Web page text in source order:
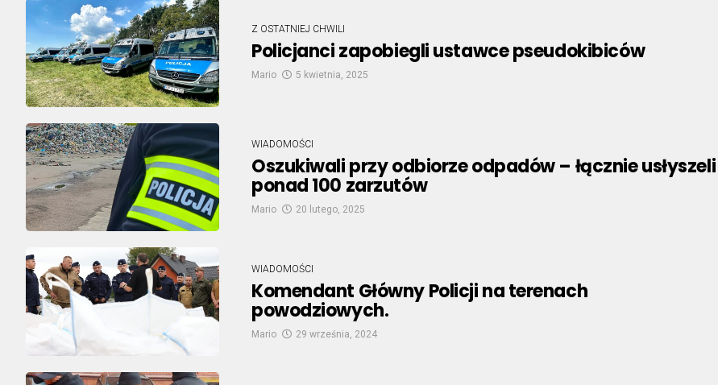
Z OSTATNIEJ CHWILI
Policjanci zapobiegli ustawce pseudokibiców
Mario 5 kwietnia, 2025
WIADOMOŚCI
Oszukiwali przy odbiorze odpadów – łącznie usłyszeli
ponad 100 zarzutów
Mario 20 lutego, 2025
WIADOMOŚCI
Komendant Główny Policji na terenach
powodziowych.
Mario 29 września, 2024